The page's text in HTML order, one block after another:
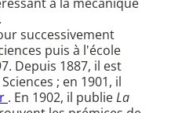
successivement
puis à l'école
Depuis 1887, il est
; en 1901, il
. En 1902, il publieLa